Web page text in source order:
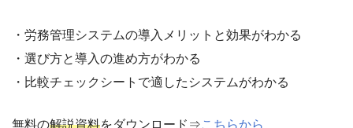
・労務管理システムの導入メリットと効果がわかる
・選び方と導入の進め方がわかる
・比較チェックシートで適したシステムがわかる
無料の解説資料をダウンロード⇒こちらから